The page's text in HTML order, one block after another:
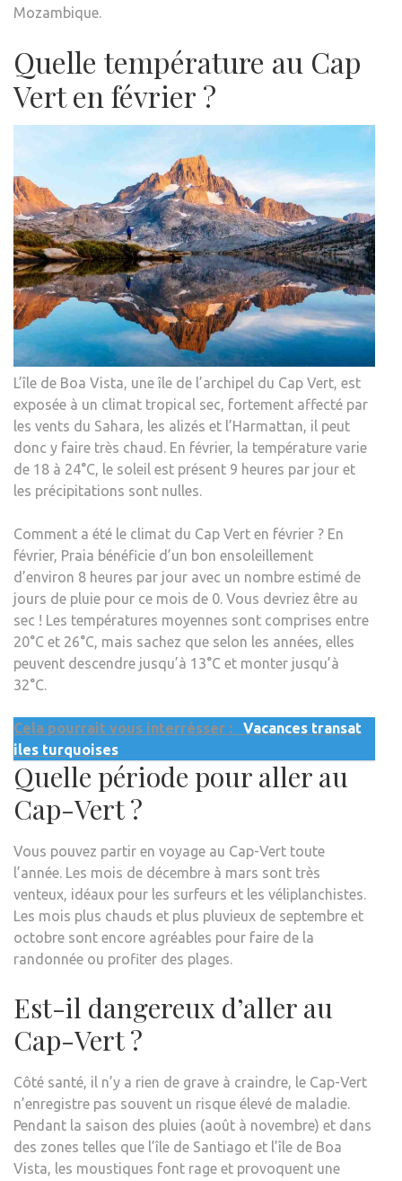
Mozambique.
Quelle température au Cap
Vert en février ?
L’île de Boa Vista, une île de l’archipel du Cap Vert, est
exposée à un climat tropical sec, fortement affecté par
les vents du Sahara, les alizés et l’Harmattan, il peut
donc y faire très chaud. En février, la température varie
de 18 à 24°C, le soleil est présent 9 heures par jour et
les précipitations sont nulles.
Comment a été le climat du Cap Vert en février ? En
février, Praia bénéficie d’un bon ensoleillement
d’environ 8 heures par jour avec un nombre estimé de
jours de pluie pour ce mois de 0. Vous devriez être au
sec ! Les températures moyennes sont comprises entre
20°C et 26°C, mais sachez que selon les années, elles
peuvent descendre jusqu’à 13°C et monter jusqu’à
32°C.
Cela pourrait vous interrésser :
Vacances transat
iles turquoises
Quelle période pour aller au
Cap-Vert ?
Vous pouvez partir en voyage au Cap-Vert toute
l’année. Les mois de décembre à mars sont très
venteux, idéaux pour les surfeurs et les véliplanchistes.
Les mois plus chauds et plus pluvieux de septembre et
octobre sont encore agréables pour faire de la
randonnée ou profiter des plages.
Est-il dangereux d’aller au
Cap-Vert ?
Côté santé, il n’y a rien de grave à craindre, le Cap-Vert
n’enregistre pas souvent un risque élevé de maladie.
Pendant la saison des pluies (août à novembre) et dans
des zones telles que l’île de Santiago et l’île de Boa
Vista, les moustiques font rage et provoquent une